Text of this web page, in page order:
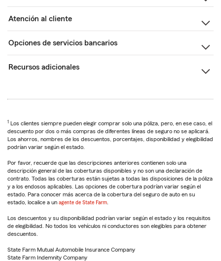
Atención al cliente
Opciones de servicios bancarios
Recursos adicionales
1 Los clientes siempre pueden elegir comprar solo una póliza, pero, en ese caso, el
descuento por dos o más compras de diferentes líneas de seguro no se aplicará.
Los ahorros, nombres de los descuentos, porcentajes, disponibilidad y elegibilidad
podrían variar según el estado.
Por favor, recuerde que las descripciones anteriores contienen solo una
descripción general de las coberturas disponibles y no son una declaración de
contrato. Todas las coberturas están sujetas a todas las disposiciones de la póliza
y a los endosos aplicables. Las opciones de cobertura podrían variar según el
estado. Para conocer más acerca de la cobertura del seguro de auto en su
estado, localice a un agente de State Farm
Los descuentos y su disponibilidad podrían variar según el estado y los requisitos
de elegibilidad. No todos los vehículos ni conductores son elegibles para obtener
descuentos.
State Farm Mutual Automobile Insurance Company
State Farm Indemnity Company